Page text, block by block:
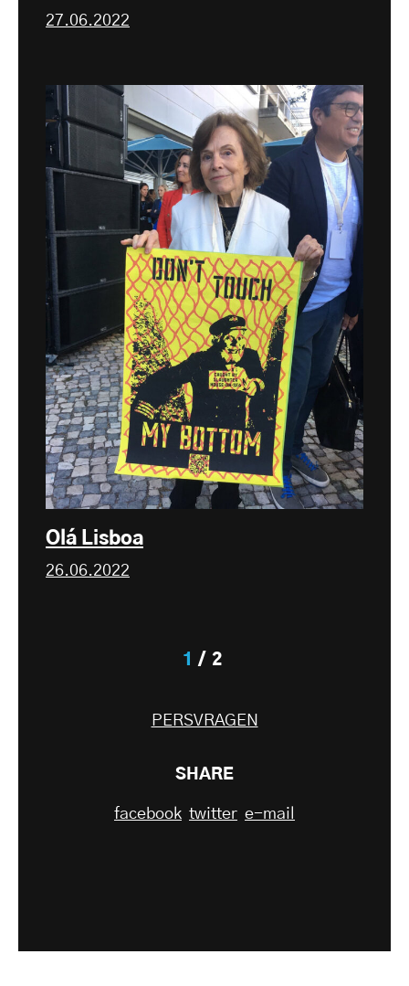
27.06.2022
Olá Lisboa
26.06.2022
1 2
PERSVRAGEN
SHARE
facebook twitter e-mail